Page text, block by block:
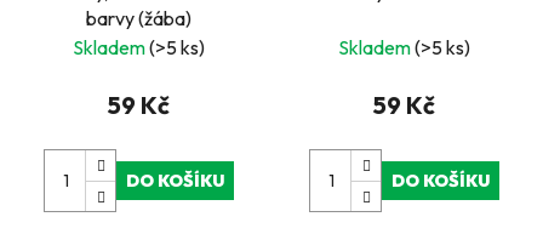
barvy (žába)
Skladem(>5 ks)
59 Kč
DO KOŠÍKU
Skladem(>5 ks)
59 Kč
DO KOŠÍKU